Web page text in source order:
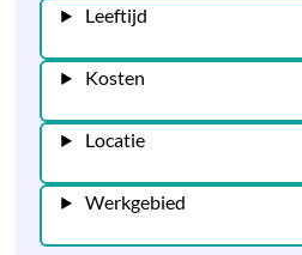
Leeftijd
Kosten
Locatie
Werkgebied